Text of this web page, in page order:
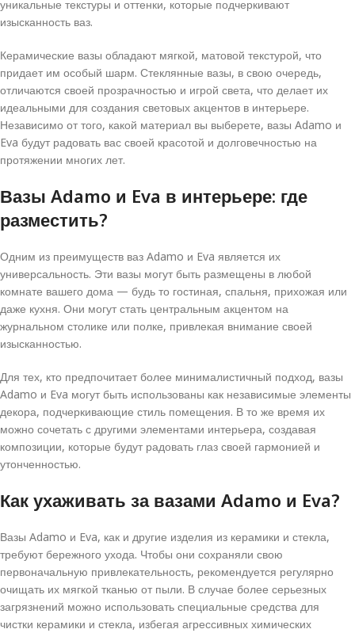
уникальные текстуры и оттенки, которые подчеркивают
изысканность ваз.
Керамические вазы обладают мягкой, матовой текстурой, что
придает им особый шарм. Стеклянные вазы, в свою очередь,
отличаются своей прозрачностью и игрой света, что делает их
идеальными для создания световых акцентов в интерьере.
Независимо от того, какой материал вы выберете, вазы Adamo и
Eva будут радовать вас своей красотой и долговечностью на
протяжении многих лет.
Вазы Adamo и Eva в интерьере: где
разместить?
Одним из преимуществ ваз Adamo и Eva является их
универсальность. Эти вазы могут быть размещены в любой
комнате вашего дома — будь то гостиная, спальня, прихожая или
даже кухня. Они могут стать центральным акцентом на
журнальном столике или полке, привлекая внимание своей
изысканностью.
Для тех, кто предпочитает более минималистичный подход, вазы
Adamo и Eva могут быть использованы как независимые элементы
декора, подчеркивающие стиль помещения. В то же время их
можно сочетать с другими элементами интерьера, создавая
композиции, которые будут радовать глаз своей гармонией и
утонченностью.
Как ухаживать за вазами Adamo и Eva?
Вазы Adamo и Eva, как и другие изделия из керамики и стекла,
требуют бережного ухода. Чтобы они сохраняли свою
первоначальную привлекательность, рекомендуется регулярно
очищать их мягкой тканью от пыли. В случае более серьезных
загрязнений можно использовать специальные средства для
чистки керамики и стекла, избегая агрессивных химических